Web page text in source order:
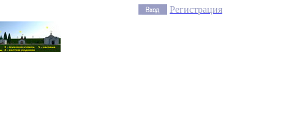
Регистрация